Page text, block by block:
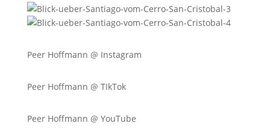
Peer Hoffmann @ Instagram
Peer Hoffmann @ TIkTok
Peer Hoffmann @ YouTube